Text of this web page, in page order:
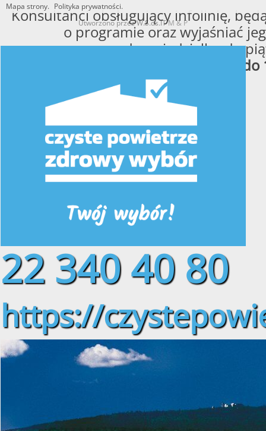
Konsultanci obsługujący infolinię,
o programie oraz wyjaśniać
od poniedziałku do
od 8:00
22 340 40 80
https://
Mapa strony. Polityka prywatności.
Utworzono przez W.S.ds.ITM & P